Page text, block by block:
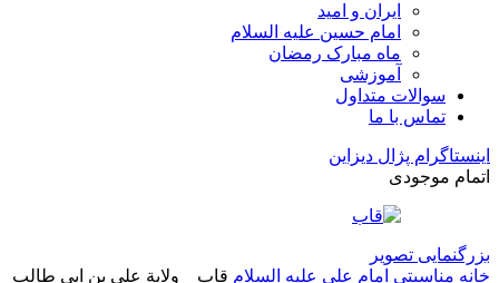
ایران و امید
امام حسین علیه السلام
ماه مبارک رمضان
آموزشی
سوالات متداول
تماس با ما
اینستاگرام پژال دیزاین
اتمام موجودی
بزرگنمایی تصویر
خانه مناسبتی امام علی علیه السلام قاب _ ولاية علي بن ابي طالب